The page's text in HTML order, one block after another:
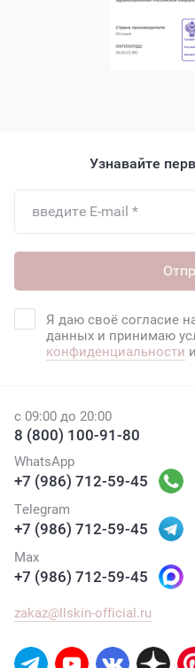
Узнавайте
Я даю своё согласие
данных и принимаю
конфиденциальности и
с 09:00 до 20:00
8 (800) 100-91-80
WhatsApp
+7 (986) 712-59-45
Telegram
+7 (986) 712-59-45
Max
+7 (986) 712-59-45
zakaz@llskin-official.ru